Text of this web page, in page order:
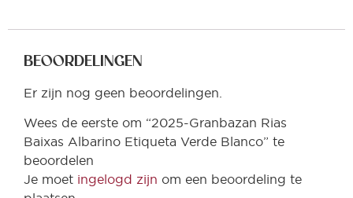
BEOORDELINGEN
Er zijn nog geen beoordelingen.
Wees de eerste om “2025-Granbazan Rias
Baixas Albarino Etiqueta Verde Blanco” te
beoordelen
Je moet ingelogd zijn om een beoordeling te